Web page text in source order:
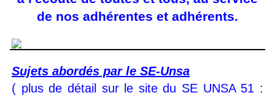
de nos adhérentes et adhérents.
Sujets abordés par le SE-Unsa
( plus de détail sur le site du SE UNSA 51 :